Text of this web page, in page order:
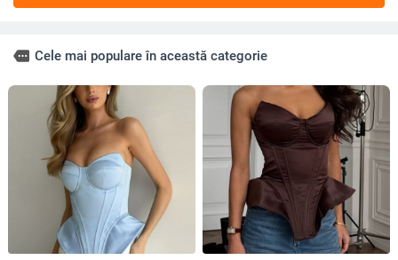
more Cele mai populare în această categorie